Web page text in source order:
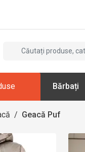
Bărbați
/ Geacă Puf